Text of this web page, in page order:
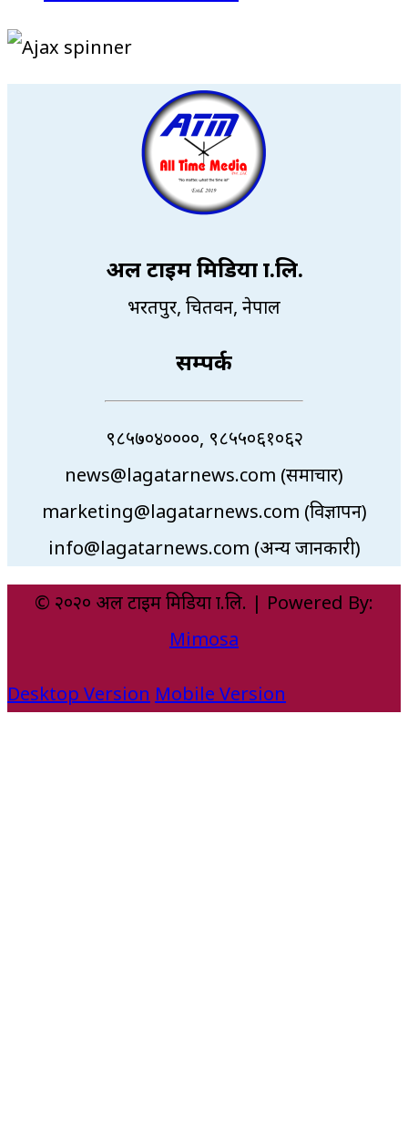
अल टाइम मिडिया प्रा.लि.
भरतपुर, चितवन, नेपाल
सम्पर्क
९८५७०४००००, ९८५५०६१०६२
news@lagatarnews.com (समाचार)
marketing@lagatarnews.com (विज्ञापन)
info@lagatarnews.com (अन्य जानकारी)
© २०२० अल टाइम मिडिया प्रा.लि. | Powered By:
Mimosa
Desktop Version Mobile Version